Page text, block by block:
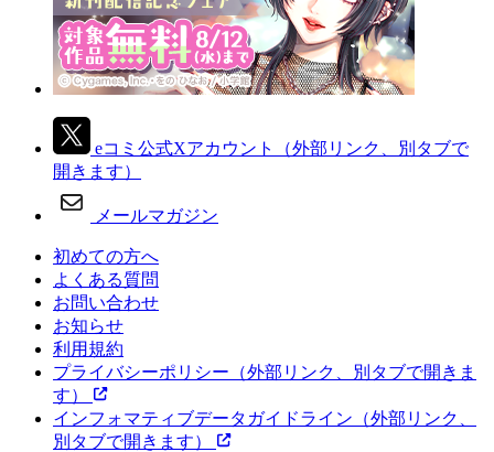
eコミ公式Xアカウント
（外部リンク、別タブで
開きます）
メールマガジン
初めての方へ
よくある質問
お問い合わせ
お知らせ
利用規約
プライバシーポリシー （外部リンク、別タブで開きま
す）
インフォマティブデータガイドライン （外部リンク、
別タブで開きます）